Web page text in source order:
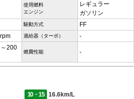
使用燃料
エンジン
レギュラー
ガソリン
駆動方式 FF
過給器（ターボ） -
200
燃費性能 -
10・15
16.6km/L